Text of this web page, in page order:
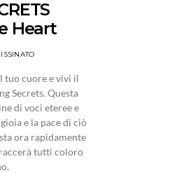
Heart
tuo cuore e vivi il
Secrets. Questa
di voci eteree e
e la pace di ciò
ora rapidamente
tutti coloro